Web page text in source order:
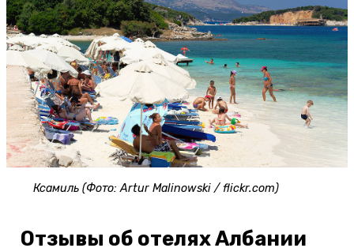
Ксамиль (Фото: Artur Malinowski / flickr.com)
Отзывы об отелях Албании